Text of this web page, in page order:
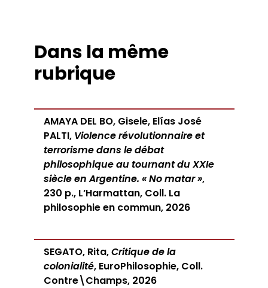
Dans la même
rubrique
AMAYA DEL BO, Gisele, Elías José
PALTI, Violence révolutionnaire et
terrorisme dans le débat
philosophique au tournant du XXIe
siècle en Argentine. « No matar »,
230 p., L’Harmattan, Coll. La
philosophie en commun, 2026
SEGATO, Rita,Critique de la
colonialité, EuroPhilosophie, Coll.
Contre\Champs, 2026